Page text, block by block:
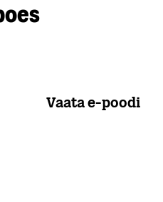
Vaata e-poodi